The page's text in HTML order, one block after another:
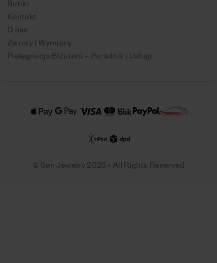
Butiki
Kontakt
O nas
Zwroty i Wymiany
Pielęgnacja Biżuterii – Poradnik i Usługi
© Sen Jewelry 2026 • All Rights Reserved